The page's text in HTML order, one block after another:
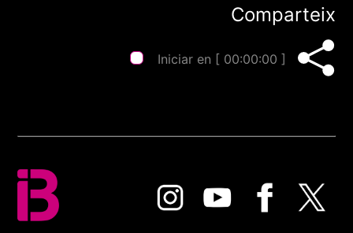
Comparteix
Iniciar en [ 00:00:00 ]